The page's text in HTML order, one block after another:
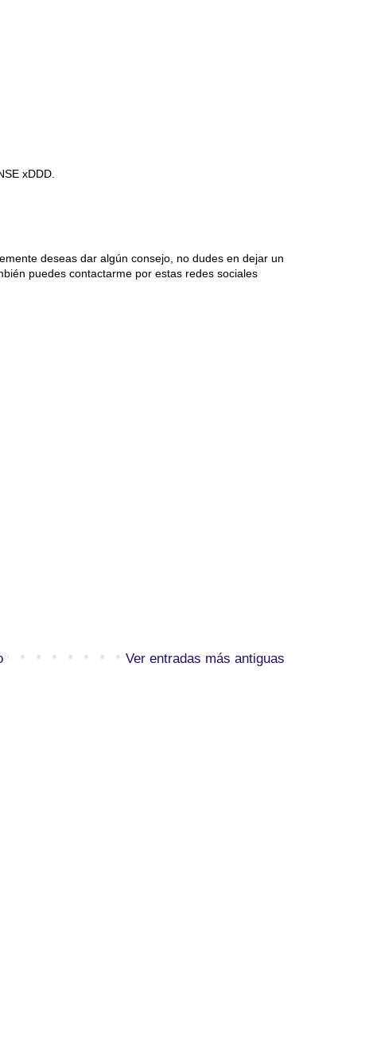
xDDD.
deseas dar algún consejo, no dudes en dejar un
puedes contactarme por estas redes sociales
Ver entradas más antiguas